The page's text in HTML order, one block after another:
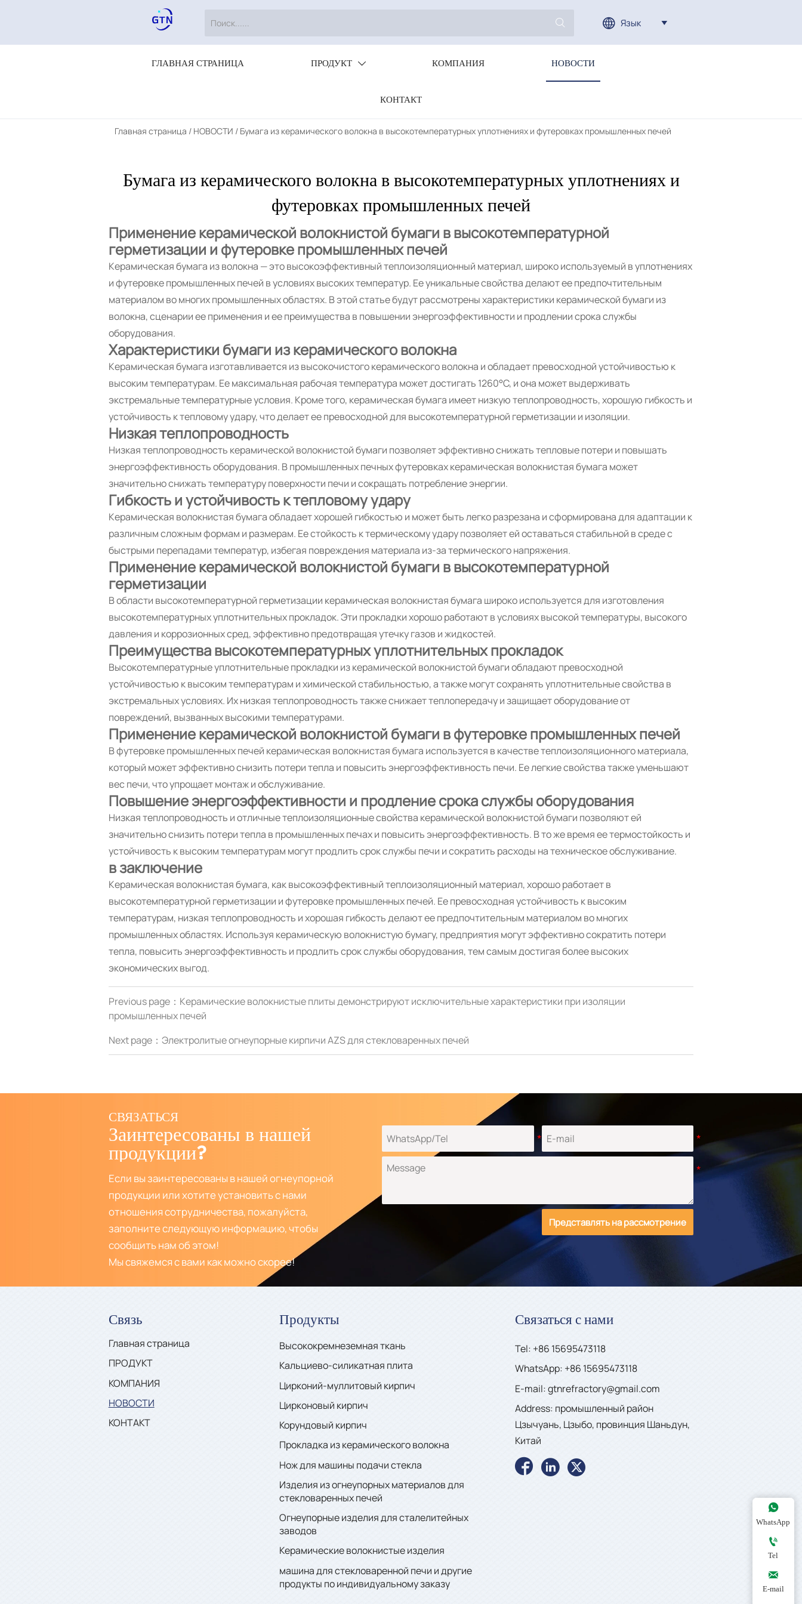
  Язык 
ГЛАВНАЯ СТРАНИЦА ПРОДУКТ  КОМПАНИЯ НОВОСТИ
КОНТАКТ
Главная страница / НОВОСТИ / Бумага из керамического волокна в высокотемпературных уплотнениях и футеровках промышленных печей
Бумага из керамического волокна в высокотемпературных уплотнениях и
футеровках промышленных печей
Применение керамической волокнистой бумаги в высокотемпературной
герметизации и футеровке промышленных печей
Керамическая бумага из волокна — это высокоэффективный теплоизоляционный материал, широко используемый в уплотнениях
и футеровке промышленных печей в условиях высоких температур. Ее уникальные свойства делают ее предпочтительным
материалом во многих промышленных областях. В этой статье будут рассмотрены характеристики керамической бумаги из
волокна, сценарии ее применения и ее преимущества в повышении энергоэффективности и продлении срока службы
оборудования.
Характеристики бумаги из керамического волокна
Керамическая бумага изготавливается из высокочистого керамического волокна и обладает превосходной устойчивостью к
высоким температурам. Ее максимальная рабочая температура может достигать 1260°C, и она может выдерживать
экстремальные температурные условия. Кроме того, керамическая бумага имеет низкую теплопроводность, хорошую гибкость и
устойчивость к тепловому удару, что делает ее превосходной для высокотемпературной герметизации и изоляции.
Низкая теплопроводность
Низкая теплопроводность керамической волокнистой бумаги позволяет эффективно снижать тепловые потери и повышать
энергоэффективность оборудования. В промышленных печных футеровках керамическая волокнистая бумага может
значительно снижать температуру поверхности печи и сокращать потребление энергии.
Гибкость и устойчивость к тепловому удару
Керамическая волокнистая бумага обладает хорошей гибкостью и может быть легко разрезана и сформирована для адаптации к
различным сложным формам и размерам. Ее стойкость к термическому удару позволяет ей оставаться стабильной в среде с
быстрыми перепадами температур, избегая повреждения материала из-за термического напряжения.
Применение керамической волокнистой бумаги в высокотемпературной
герметизации
В области высокотемпературной герметизации керамическая волокнистая бумага широко используется для изготовления
высокотемпературных уплотнительных прокладок. Эти прокладки хорошо работают в условиях высокой температуры, высокого
давления и коррозионных сред, эффективно предотвращая утечку газов и жидкостей.
Преимущества высокотемпературных уплотнительных прокладок
Высокотемпературные уплотнительные прокладки из керамической волокнистой бумаги обладают превосходной
устойчивостью к высоким температурам и химической стабильностью, а также могут сохранять уплотнительные свойства в
экстремальных условиях. Их низкая теплопроводность также снижает теплопередачу и защищает оборудование от
повреждений, вызванных высокими температурами.
Применение керамической волокнистой бумаги в футеровке промышленных печей
В футеровке промышленных печей керамическая волокнистая бумага используется в качестве теплоизоляционного материала,
который может эффективно снизить потери тепла и повысить энергоэффективность печи. Ее легкие свойства также уменьшают
вес печи, что упрощает монтаж и обслуживание.
Повышение энергоэффективности и продление срока службы оборудования
Низкая теплопроводность и отличные теплоизоляционные свойства керамической волокнистой бумаги позволяют ей
значительно снизить потери тепла в промышленных печах и повысить энергоэффективность. В то же время ее термостойкость и
устойчивость к высоким температурам могут продлить срок службы печи и сократить расходы на техническое обслуживание.
в заключение
Керамическая волокнистая бумага, как высокоэффективный теплоизоляционный материал, хорошо работает в
высокотемпературной герметизации и футеровке промышленных печей. Ее превосходная устойчивость к высоким
температурам, низкая теплопроводность и хорошая гибкость делают ее предпочтительным материалом во многих
промышленных областях. Используя керамическую волокнистую бумагу, предприятия могут эффективно сократить потери
тепла, повысить энергоэффективность и продлить срок службы оборудования, тем самым достигая более высоких
экономических выгод.
Previous page： Керамические волокнистые плиты демонстрируют исключительные характеристики при изоляции
промышленных печей
Next page： Электролитые огнеупорные кирпичи AZS для стекловаренных печей
СВЯЗАТЬСЯ
Заинтересованы в нашей
продукции?
Если вы заинтересованы в нашей огнеупорной
продукции или хотите установить с нами
отношения сотрудничества, пожалуйста,
заполните следующую информацию, чтобы
сообщить нам об этом!
Мы свяжемся с вами как можно скорее!
Представлять на рассмотрение
Связь
Главная страница
ПРОДУКТ
КОМПАНИЯ
НОВОСТИ
КОНТАКТ
Продукты
Высококремнеземная ткань
Кальциево-силикатная плита
Цирконий-муллитовый кирпич
Цирконовый кирпич
Корундовый кирпич
Прокладка из керамического волокна
Нож для машины подачи стекла
Изделия из огнеупорных материалов для
стекловаренных печей
Огнеупорные изделия для сталелитейных
заводов
Керамические волокнистые изделия
машина для стекловаренной печи и другие
продукты по индивидуальному заказу
Связаться с нами
Tel: +86 15695473118
WhatsApp: +86 15695473118
E-mail: gtnrefractory@gmail.com
Address: промышленный район
Цзычуань, Цзыбо, провинция Шаньдун,
Китай
  

WhatsApp

Tel

E-mail